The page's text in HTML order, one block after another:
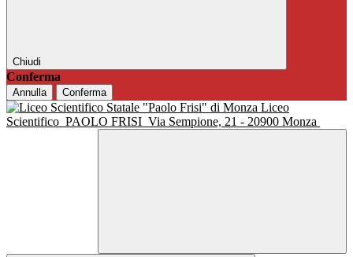
Chiudi
Conferma
Annulla Conferma
Liceo
Scientifico PAOLO FRISI Via Sempione, 21 - 20900 Monza